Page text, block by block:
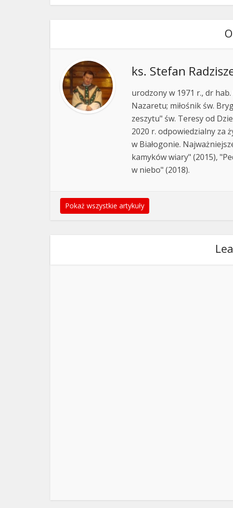
ks. Stefan
urodzony w 1971 r., dr
Nazaretu; miłośnik św.
zeszytu" św. Teresy od
2020 r. odpowiedzialny za
w Białogonie.
kamyków wiary" (2015),
w niebo" (2018).
Pokaż wszystkie artykuły